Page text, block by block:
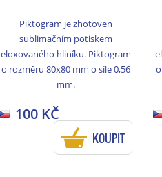
Piktogram je zhotoven
sublimačním potiskem
eloxovaného hliníku. Piktogram
o rozměru 80x80 mm o síle 0,56
mm.
100 KČ
KOUPIT